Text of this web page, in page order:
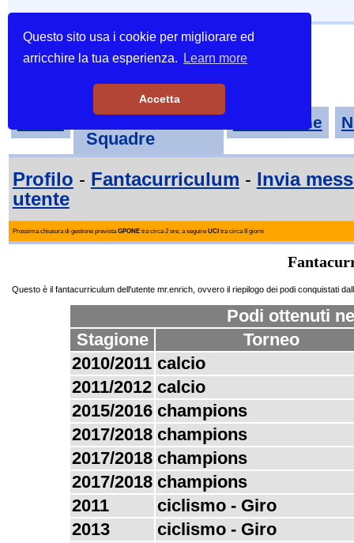
Questo sito usa i cookie per migliorare ed
arricchire la tua esperienza.
Learn more
Accetta
Tornei-
Squadre
Classifiche
Profilo - Fantacurriculum - Invia
utente
Prossima chiusura di gestione previstaGPONEtra circa 2 ore, a seguire UCI tra circa 8 giorni
Questo è il fantacurriculum dell'utente mr.enrich, ovvero il riepilogo dei podi conquistati
Podi ottenuti
Stagione
Torneo
2010/2011 calcio
2011/2012 calcio
2015/2016 champions
2017/2018 champions
2017/2018 champions
2017/2018 champions
2011
ciclismo - Giro
2013
ciclismo - Giro